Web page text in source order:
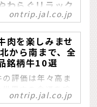
豊かな場所でヨガ
マッサージなどを
を休息、リフレ
わらぐリラック
数多くの魅力に溢
、訪れる人を温か
れる優しさに満ち
青い海と空、豊
まれた島で、ア
の休息をしに行き
ontrip.jal.co.jp
肉を楽しみませ
から南まで、全
銘柄牛10選
評価は年々高ま
世界中の食通を唸
れの食材になりま
ontrip.jal.co.jp